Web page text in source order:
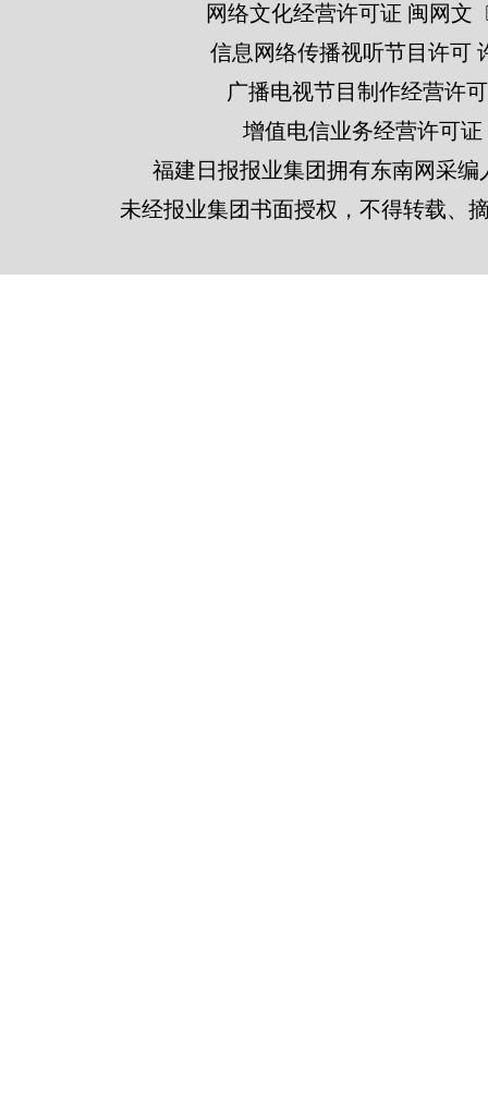
网络文化经营许可证 闽网文
信息网络传播视听节目许可
广播电视节目制作经营许
增值电信业务经营许可证
福建日报报业集团拥有东南网采
未经报业集团书面授权，不得转载、